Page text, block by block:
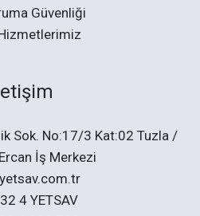
Güvenliği
Sok. No:17/3 Kat:02 Tuzla /
İş Merkezi
4 YETSAV